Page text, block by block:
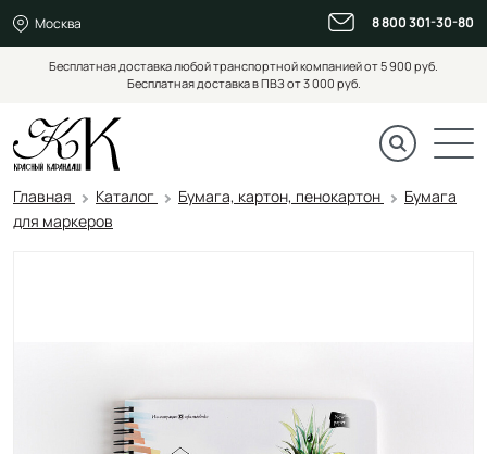
Москва 8 800 301-30-80
Бесплатная доставка любой транспортной компанией от 5 900 руб.
Бесплатная доставка в ПВЗ от 3 000 руб.
Главная Каталог Бумага, картон, пенокартон
Бумага
для маркеров